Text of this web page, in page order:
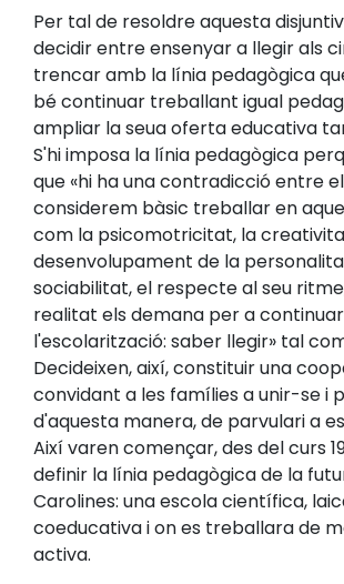
Per tal de resoldre aquesta
decidir entre ensenyar a llegir als
trencar amb la línia pedagògica
bé continuar treballant igual
ampliar la seua oferta educativa
S'hi imposa la línia pedagògica
que «hi ha una contradicció entre
considerem bàsic treballar en
com la psicomotricitat, la
desenvolupament de la
sociabilitat, el respecte al seu
realitat els demana per a continuar
l'escolarització: saber llegir» tal
Decideixen, així, constituir una
convidant a les famílies a unir-se i
d'aquesta manera, de parvulari a
Així varen començar, des del curs
definir la línia pedagògica de la
Carolines: una escola científica,
coeducativa i on es treballara de
activa.